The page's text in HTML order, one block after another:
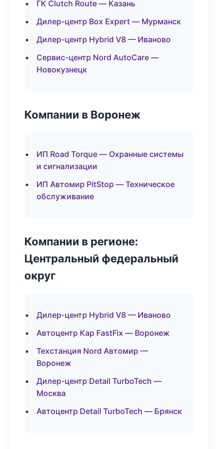
ГК Clutch Route — Казань
Дилер-центр Box Expert — Мурманск
Дилер-центр Hybrid V8 — Иваново
Сервис-центр Nord AutoCare —
Новокузнецк
Компании в Воронеж
ИП Road Torque — Охранные системы
и сигнализации
ИП Автомир PitStop — Техническое
обслуживание
Компании в регионе:
Центральный федеральный
округ
Дилер-центр Hybrid V8 — Иваново
Автоцентр Кар FastFix — Воронеж
Техстанция Nord Автомир —
Воронеж
Дилер-центр Detail TurboTech —
Москва
Автоцентр Detail TurboTech — Брянск